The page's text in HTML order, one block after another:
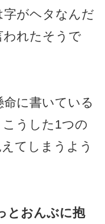
字がヘタなんだ
われたそうで
に書いている
うした1つの
てしまうよう
とおんぶに抱